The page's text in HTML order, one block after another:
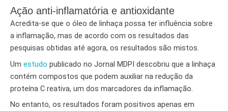
Ação anti-inflamatória e antioxidante
Acredita-se que o óleo de linhaça possa ter influência sobre
a inflamação, mas de acordo com os resultados das
pesquisas obtidas até agora, os resultados são mistos.
Um estudo publicado no Jornal MDPI descobriu que a linhaça
contém compostos que podem auxiliar na redução da
proteína C reativa, um dos marcadores da inflamação.
No entanto, os resultados foram positivos apenas em